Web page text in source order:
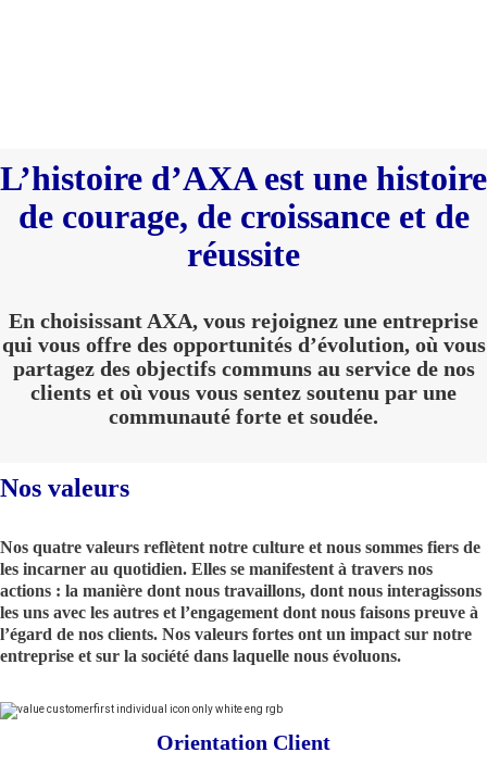
L’histoire d’AXA est une histoire
de courage, de croissance et de
réussite
En choisissant AXA, vous rejoignez une entreprise
qui vous offre des opportunités d’évolution, où vous
partagez des objectifs communs au service de nos
clients et où vous vous sentez soutenu par une
communauté forte et soudée.
Nos valeurs
Nos quatre valeurs reflètent notre culture et nous sommes fiers de
les incarner au quotidien. Elles se manifestent à travers nos
actions : la manière dont nous travaillons, dont nous interagissons
les uns avec les autres et l’engagement dont nous faisons preuve à
l’égard de nos clients. Nos valeurs fortes ont un impact sur notre
entreprise et sur la société dans laquelle nous évoluons.
Orientation Client